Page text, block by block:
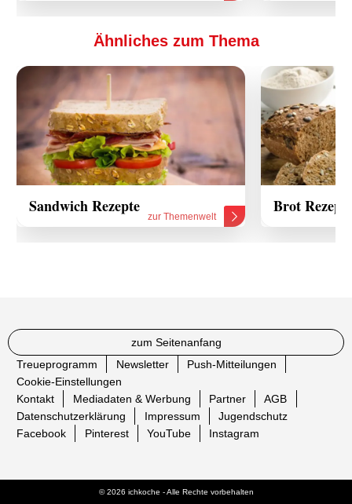
Ähnliches zum Thema
Sandwich Rezepte
zur Themenwelt
Brot
zum Seitenanfang
Treueprogramm
Newsletter
Push-Mitteilungen
Cookie-Einstellungen
Kontakt
Mediadaten & Werbung Partner
AGB
Datenschutzerklärung
Impressum
Jugendschutz
Facebook
Pinterest YouTube Instagram
© 2026 ichkoche - Alle Rechte vorbehalten